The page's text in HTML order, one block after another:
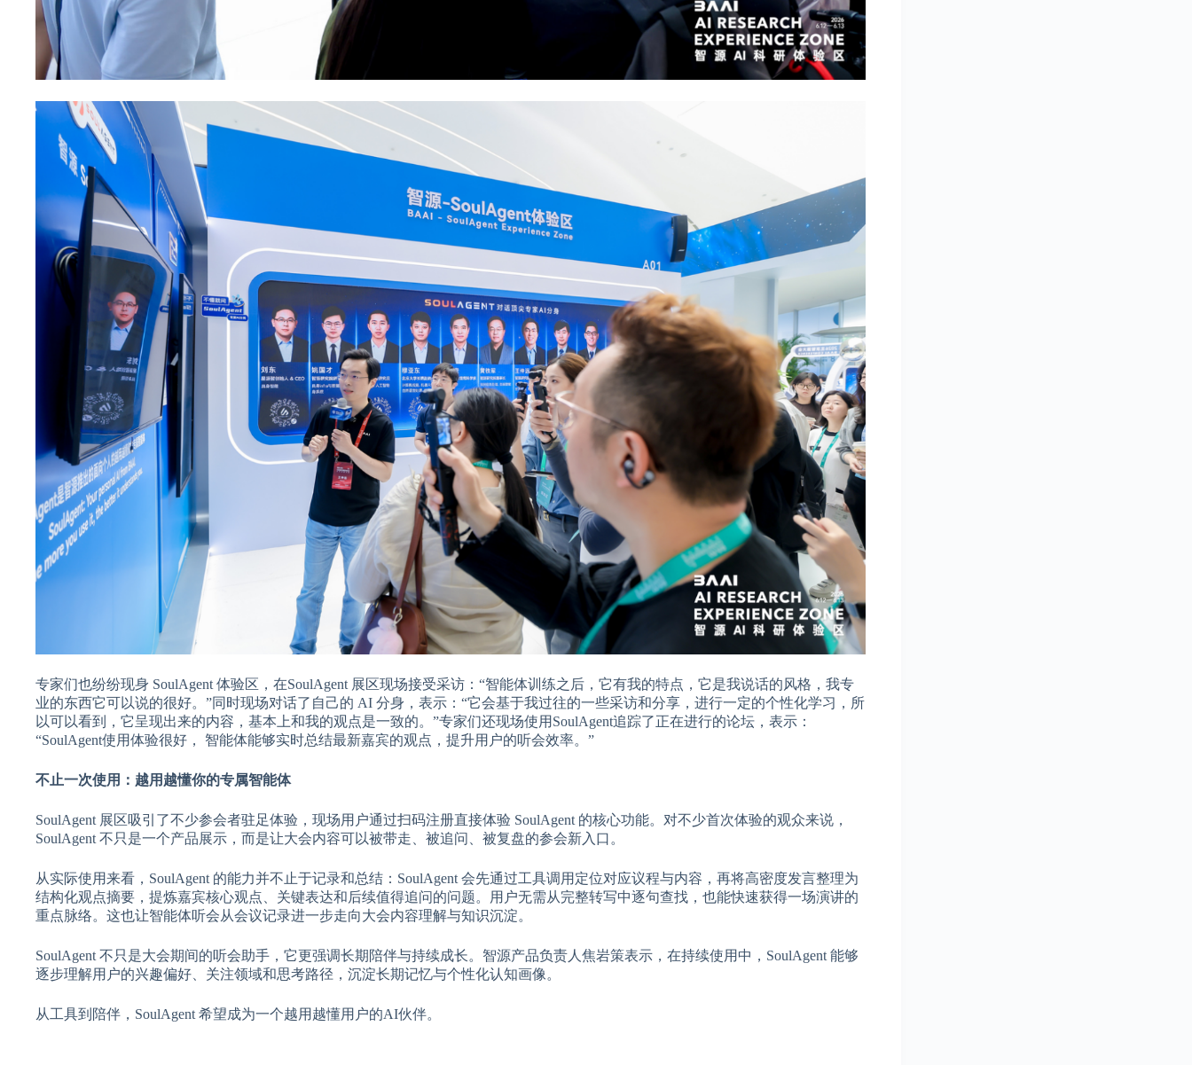
专家们也纷纷现身 SoulAgent 体验区，在SoulAgent 展区现场接受采访：“智能体训练之后，它有我的特点，它是我说话的风格，我专
业的东西它可以说的很好。”同时现场对话了自己的 AI 分身，表示：“它会基于我过往的一些采访和分享，进行一定的个性化学习，所
以可以看到，它呈现出来的内容，基本上和我的观点是一致的。”专家们还现场使用SoulAgent追踪了正在进行的论坛，表示：
“SoulAgent使用体验很好， 智能体能够实时总结最新嘉宾的观点，提升用户的听会效率。”
不止一次使用：越用越懂你的专属智能体
SoulAgent 展区吸引了不少参会者驻足体验，现场用户通过扫码注册直接体验 SoulAgent 的核心功能。对不少首次体验的观众来说，
SoulAgent 不只是一个产品展示，而是让大会内容可以被带走、被追问、被复盘的参会新入口。
从实际使用来看，SoulAgent 的能力并不止于记录和总结：SoulAgent 会先通过工具调用定位对应议程与内容，再将高密度发言整理为
结构化观点摘要，提炼嘉宾核心观点、关键表达和后续值得追问的问题。用户无需从完整转写中逐句查找，也能快速获得一场演讲的
重点脉络。这也让智能体听会从会议记录进一步走向大会内容理解与知识沉淀。
SoulAgent 不只是大会期间的听会助手，它更强调长期陪伴与持续成长。智源产品负责人焦岩策表示，在持续使用中，SoulAgent 能够
逐步理解用户的兴趣偏好、关注领域和思考路径，沉淀长期记忆与个性化认知画像。
从工具到陪伴，SoulAgent 希望成为一个越用越懂用户的AI伙伴。